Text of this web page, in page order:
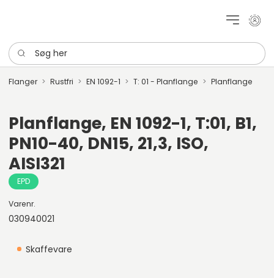
Mit
Søg her
Flanger Rustfri EN 1092-1 T: 01 - Planflange Planflange
Planflange, EN 1092-1, T:01, B1,
PN10-40, DN15, 21,3, ISO,
AISI321
EPD
Varenr.
030940021
Skaffevare